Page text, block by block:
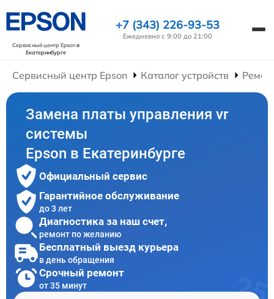
Сервисный центр Epsonв
Екатеринбурге
+7 (343) 226-93-53
Ежедневно с 9:00 до 21:00
Сервисный центр Epson Каталог устройств
Замена платы управления vr
системы
Epson в Екатеринбурге
Официальный сервис
Гарантийное обслуживание
до 3 лет
Диагностика за наш счет,
ремонт по желанию
Бесплатный выезд курьера
в день обращения
Срочный ремонт
от 35 минут